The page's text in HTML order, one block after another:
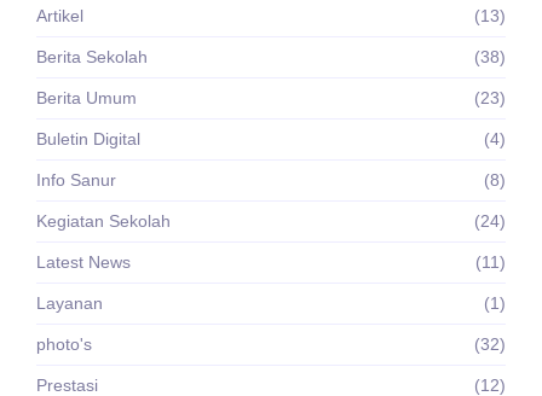
Artikel (13)
Berita Sekolah (38)
Berita Umum (23)
Buletin Digital (4)
Info Sanur (8)
Kegiatan Sekolah (24)
Latest News (11)
Layanan (1)
photo's (32)
Prestasi (12)